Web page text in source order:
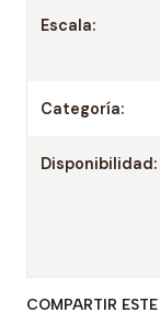
Escala:
Categoría:
Disponibilidad:
COMPARTIR